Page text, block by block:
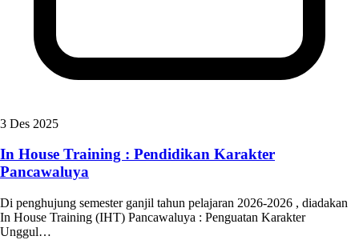
3 Des 2025
In House Training : Pendidikan Karakter
Pancawaluya
Di penghujung semester ganjil tahun pelajaran 2026-2026 , diadakan
In House Training (IHT) Pancawaluya : Penguatan Karakter
Unggul…